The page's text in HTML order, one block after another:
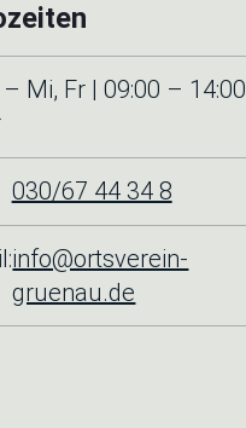
Mi, Fr | 09:00 – 14:00
030/67 44 34 8
info@ortsverein-
gruenau.de